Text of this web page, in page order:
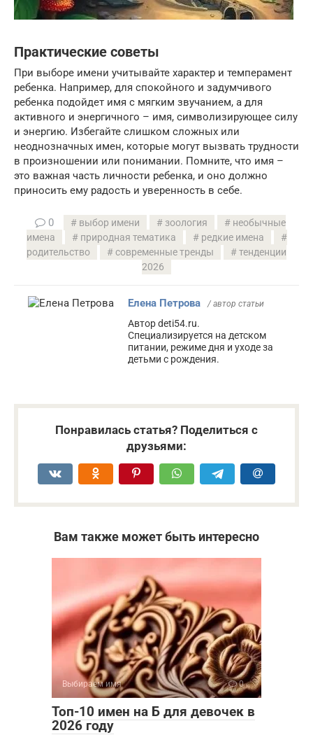
Практические советы
При выборе имени учитывайте характер и темперамент
ребенка. Например, для спокойного и задумчивого
ребенка подойдет имя с мягким звучанием, а для
активного и энергичного – имя, символизирующее силу
и энергию. Избегайте слишком сложных или
неоднозначных имен, которые могут вызвать трудности
в произношении или понимании. Помните, что имя –
это важная часть личности ребенка, и оно должно
приносить ему радость и уверенность в себе.
0 выбор имени зоология
необычные
имена
природная тематика
редкие имена
родительство
современные тренды
тенденции
2026
Елена Петрова / автор статьи
Автор deti54.ru.
Специализируется на детском
питании, режиме дня и уходе за
детьми с рождения.
Понравилась статья? Поделиться с
друзьями:
Вам также может быть интересно
Выбираем имя 0
Топ-10 имен на Б для девочек в
2026 году